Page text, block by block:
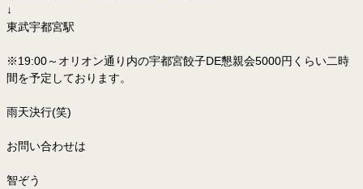
↓
東武宇都宮駅
※19:00～オリオン通り内の宇都宮餃子DE懇親会5000円くらい二時
間を予定しております。
雨天決行(笑)
お問い合わせは
智ぞう